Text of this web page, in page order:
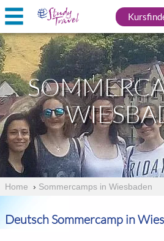
Home › Sommercamps in Wiesbaden
Deutsch Sommercamp in